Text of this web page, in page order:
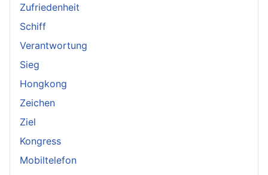
Zufriedenheit
Schiff
Verantwortung
Sieg
Hongkong
Zeichen
Ziel
Kongress
Mobiltelefon